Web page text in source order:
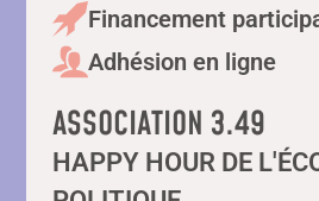
Financement
Adhésion en ligne
ASSOCIATION 3.49
HAPPY HOUR DE